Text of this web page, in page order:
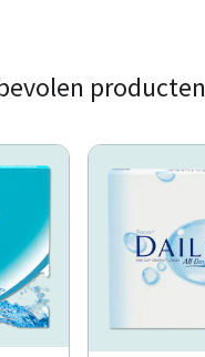
producten